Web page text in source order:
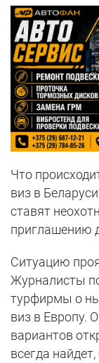
Что
виз в
ставят
приглашению
Ситуацию
Журналисты
турфирмы о
виз в Европу.
вариантов
всегда